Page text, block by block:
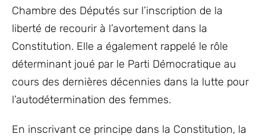
Chambre des Députés sur l’inscription de la
liberté de recourir à l’avortement dans la
Constitution. Elle a également rappelé le rôle
déterminant joué par le Parti Démocratique au
cours des dernières décennies dans la lutte pour
l’autodétermination des femmes.
En inscrivant ce principe dans la Constitution, la